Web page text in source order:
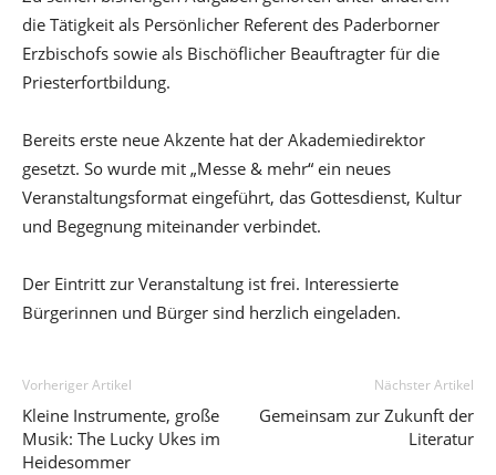
die Tätigkeit als Persönlicher Referent des Paderborner
Erzbischofs sowie als Bischöflicher Beauftragter für die
Priesterfortbildung.
Bereits erste neue Akzente hat der Akademiedirektor
gesetzt. So wurde mit „Messe & mehr“ ein neues
Veranstaltungsformat eingeführt, das Gottesdienst, Kultur
und Begegnung miteinander verbindet.
Der Eintritt zur Veranstaltung ist frei. Interessierte
Bürgerinnen und Bürger sind herzlich eingeladen.
Vorheriger Artikel
Kleine Instrumente, große
Musik: The Lucky Ukes im
Heidesommer
Nächster Artikel
Gemeinsam zur Zukunft der
Literatur